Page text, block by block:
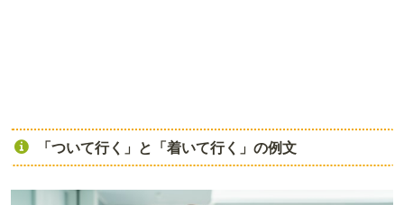
「ついて行く」と「着いて行く」の例文